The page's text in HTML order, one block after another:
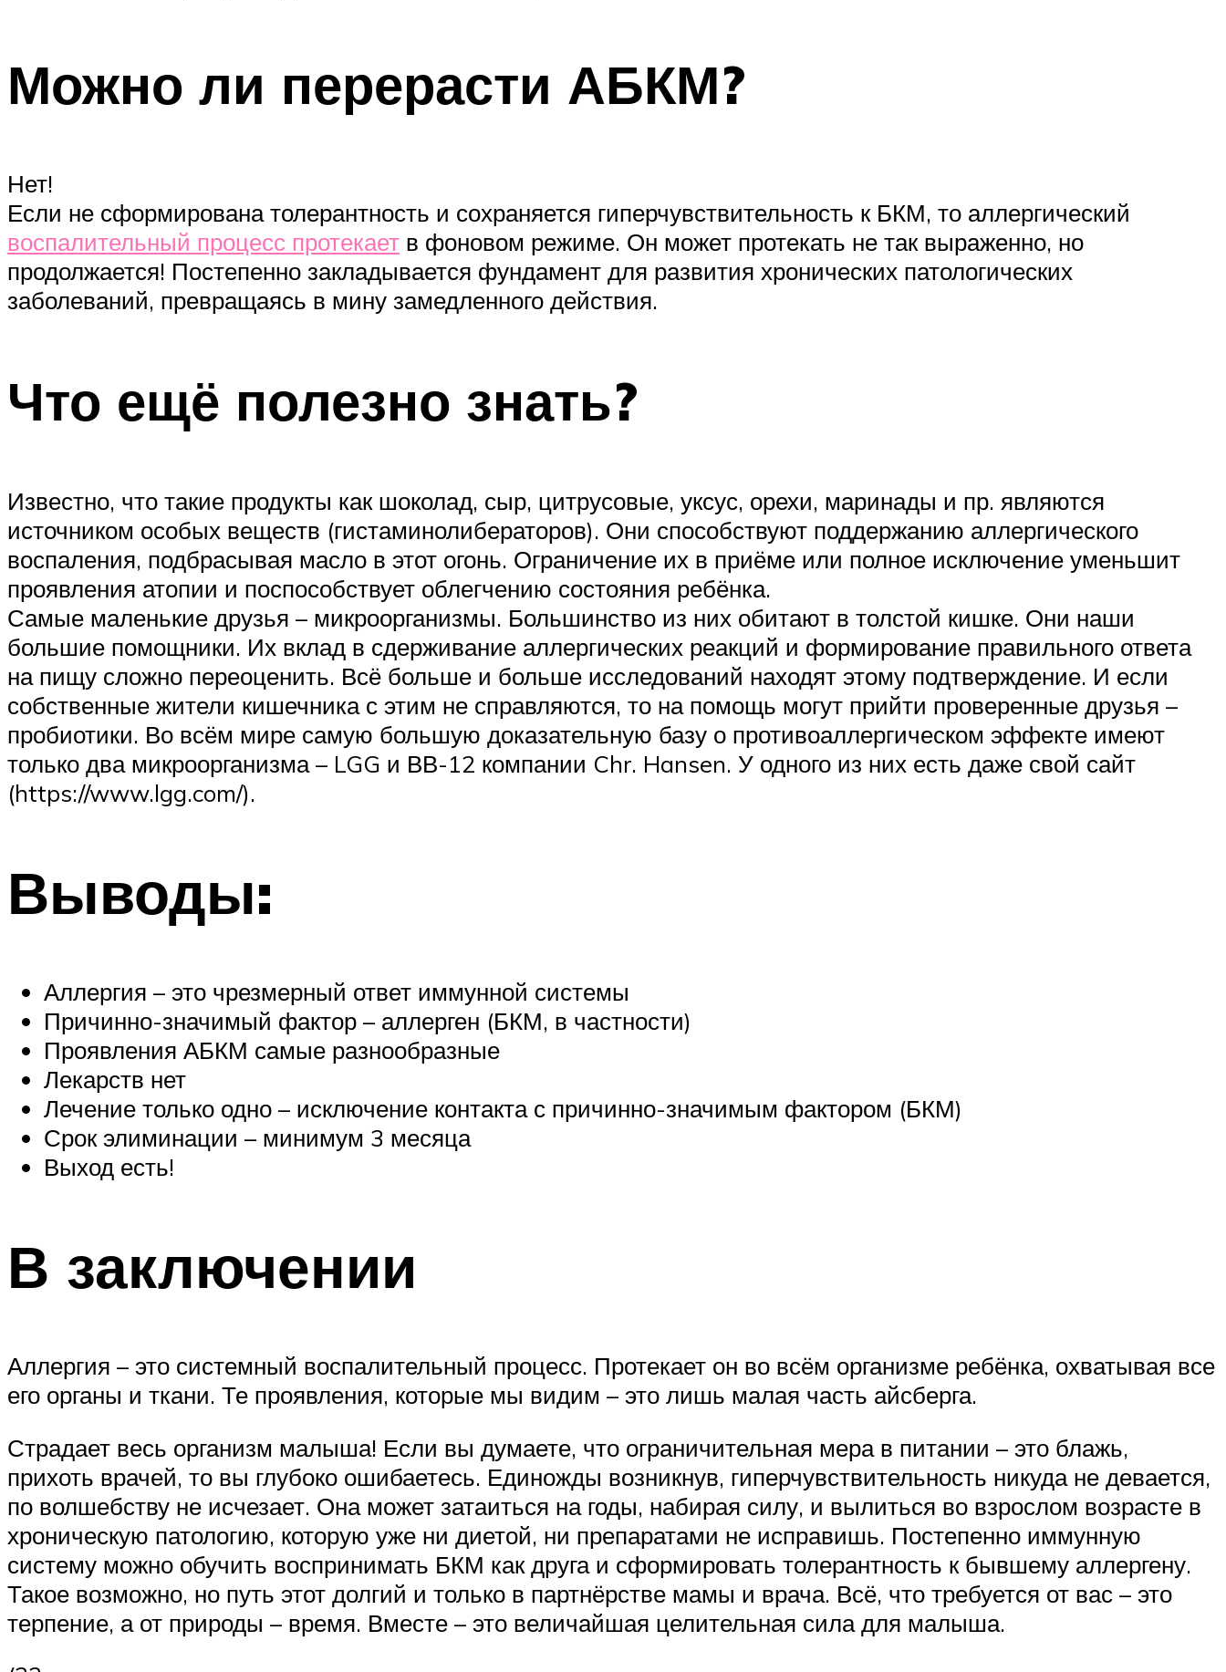
Можно ли перерасти АБКМ?
Нет!
Если не сформирована толерантность и сохраняется гиперчувствительность к БКМ, то аллергический
воспалительный процесс протекает в фоновом режиме. Он может протекать не так выраженно, но
продолжается! Постепенно закладывается фундамент для развития хронических патологических
заболеваний, превращаясь в мину замедленного действия.
Что ещё полезно знать?
Известно, что такие продукты как шоколад, сыр, цитрусовые, уксус, орехи, маринады и пр. являются
источником особых веществ (гистаминолибераторов). Они способствуют поддержанию аллергического
воспаления, подбрасывая масло в этот огонь. Ограничение их в приёме или полное исключение уменьшит
проявления атопии и поспособствует облегчению состояния ребёнка.
Самые маленькие друзья – микроорганизмы. Большинство из них обитают в толстой кишке. Они наши
большие помощники. Их вклад в сдерживание аллергических реакций и формирование правильного ответа
на пищу сложно переоценить. Всё больше и больше исследований находят этому подтверждение. И если
собственные жители кишечника с этим не справляются, то на помощь могут прийти проверенные друзья –
пробиотики. Во всём мире самую большую доказательную базу о противоаллергическом эффекте имеют
только два микроорганизма – LGG и ВВ-12 компании Chr. Hansen. У одного из них есть даже свой сайт
(https://www.lgg.com/).
Выводы:
Аллергия – это чрезмерный ответ иммунной системы
Причинно-значимый фактор – аллерген (БКМ, в частности)
Проявления АБКМ самые разнообразные
Лекарств нет
Лечение только одно – исключение контакта с причинно-значимым фактором (БКМ)
Срок элиминации – минимум 3 месяца
Выход есть!
В заключении
Аллергия – это системный воспалительный процесс. Протекает он во всём организме ребёнка, охватывая все
его органы и ткани. Те проявления, которые мы видим – это лишь малая часть айсберга.
Страдает весь организм малыша! Если вы думаете, что ограничительная мера в питании – это блажь,
прихоть врачей, то вы глубоко ошибаетесь. Единожды возникнув, гиперчувствительность никуда не девается,
по волшебству не исчезает. Она может затаиться на годы, набирая силу, и вылиться во взрослом возрасте в
хроническую патологию, которую уже ни диетой, ни препаратами не исправишь. Постепенно иммунную
систему можно обучить воспринимать БКМ как друга и сформировать толерантность к бывшему аллергену.
Такое возможно, но путь этот долгий и только в партнёрстве мамы и врача. Всё, что требуется от вас – это
терпение, а от природы – время. Вместе – это величайшая целительная сила для малыша.